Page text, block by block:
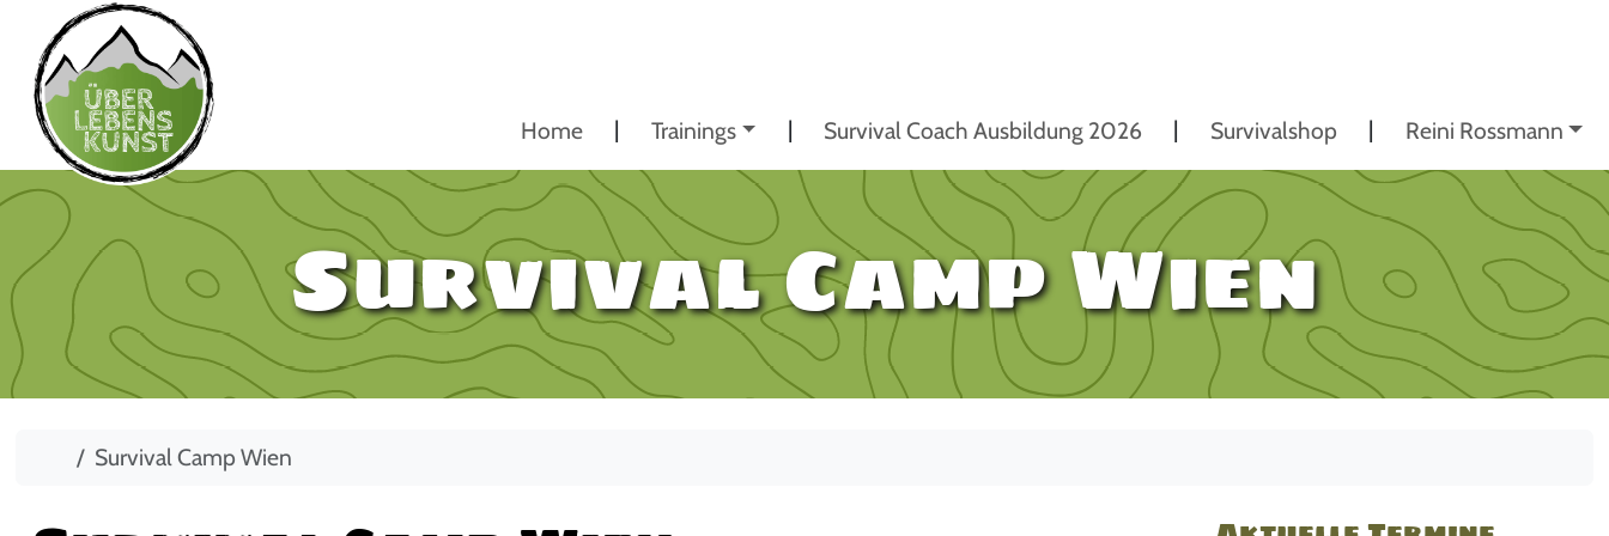
Home Trainings Survival Coach Ausbildung 2026 Survivalshop Reini Rossmann
Survival Camp Wien
StartSurvival Camp Wien